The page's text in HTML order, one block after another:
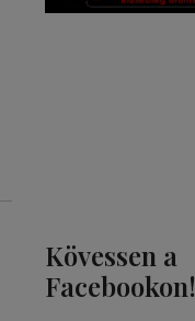
Kövessen a
Facebookon!